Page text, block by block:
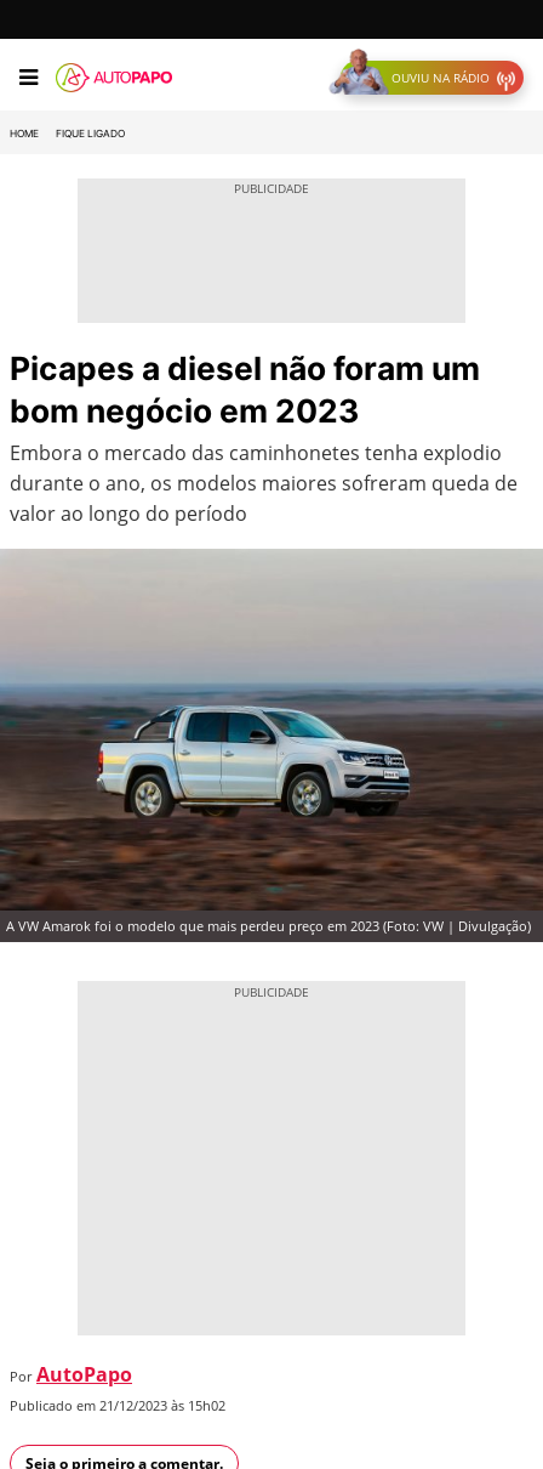
OUVIU NA RÁDIO
HOME FIQUE LIGADO
Picapes a diesel não foram um
bom negócio em 2023
Embora o mercado das caminhonetes tenha explodio
durante o ano, os modelos maiores sofreram queda de
valor ao longo do período
A VW Amarok foi o modelo que mais perdeu preço em 2023 (Foto: VW | Divulgação)
Por AutoPapo
Publicado em 21/12/2023 às 15h02
Seja o primeiro a comentar.